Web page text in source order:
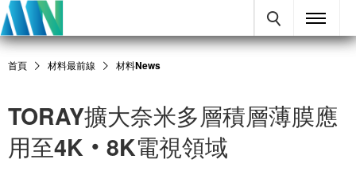
首頁 材料最前線 材料News
TORAY擴大奈米多層積層薄膜應
用至4K‧8K電視領域